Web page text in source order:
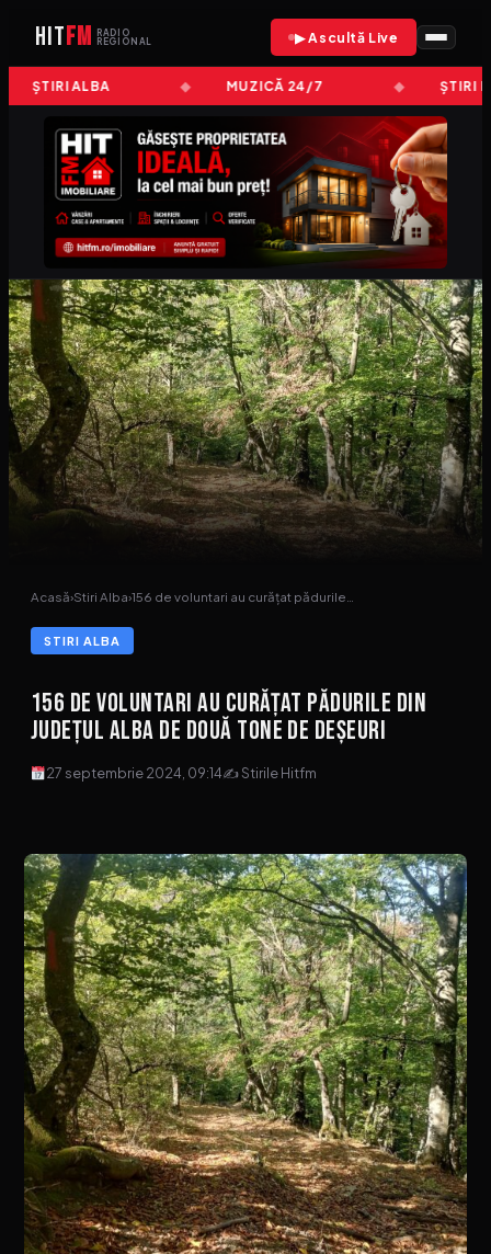
HITFM
RADIO
REGIONAL
▶ Ascultă Live
ȘTIRI ALBA MUZICĂ 24/7 ȘTIRI
Acasă›Stiri Alba›156 de voluntari au curățat pădurile…
STIRI ALBA
156 de voluntari au curățat pădurile din
județul Alba de două tone de deșeuri
27 septembrie 2024, 09:14✍ Stirile Hitfm